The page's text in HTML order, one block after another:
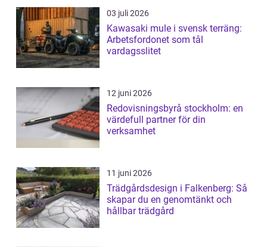
03 juli 2026
Kawasaki mule i svensk terräng:
Arbetsfordonet som tål
vardagsslitet
12 juni 2026
Redovisningsbyrå stockholm: en
värdefull partner för din
verksamhet
11 juni 2026
Trädgårdsdesign i Falkenberg: Så
skapar du en genomtänkt och
hållbar trädgård